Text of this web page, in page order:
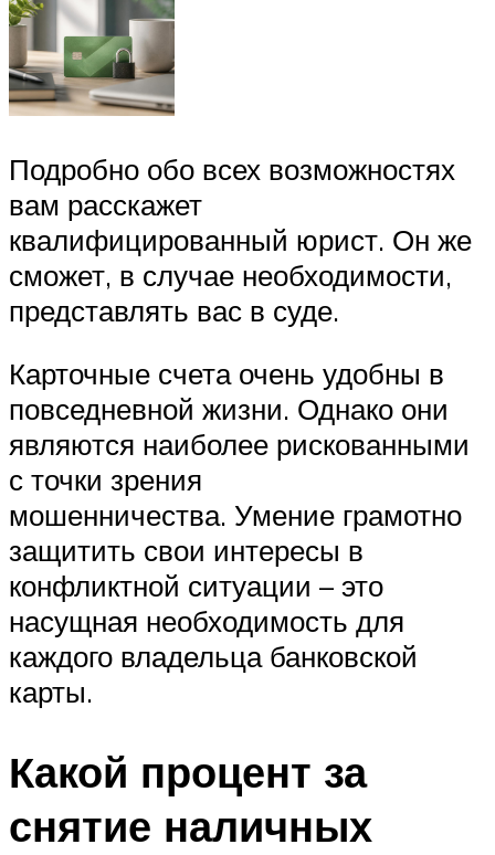
Подробно обо всех возможностях
вам расскажет
квалифицированный юрист. Он же
сможет, в случае необходимости,
представлять вас в суде.
Карточные счета очень удобны в
повседневной жизни. Однако они
являются наиболее рискованными
с точки зрения
мошенничества. Умение грамотно
защитить свои интересы в
конфликтной ситуации – это
насущная необходимость для
каждого владельца банковской
карты.
Какой процент за
снятие наличных